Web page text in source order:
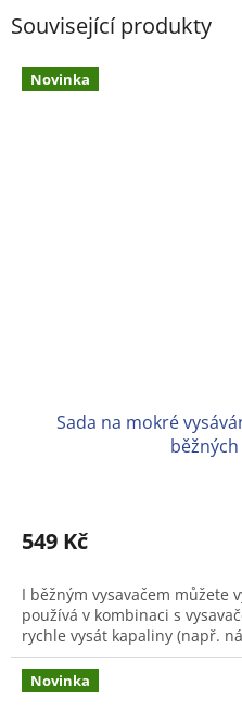
Související produkty
Novinka
Sada na mokré
produktu
je
z
5
hvězdiček.
549 Kč
I běžným vysavačem můžete
používá v kombinaci s
rychle vysát kapaliny (např.
Novinka